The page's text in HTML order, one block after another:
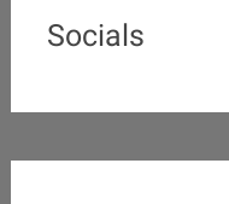
Socials